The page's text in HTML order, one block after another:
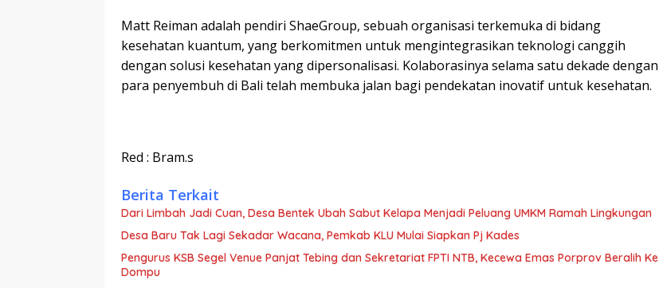
Matt Reiman adalah pendiri ShaeGroup, sebuah organisasi terkemuka di bidang
kesehatan kuantum, yang berkomitmen untuk mengintegrasikan teknologi canggih
dengan solusi kesehatan yang dipersonalisasi. Kolaborasinya selama satu dekade dengan
para penyembuh di Bali telah membuka jalan bagi pendekatan inovatif untuk kesehatan.
Red : Bram.s
Berita Terkait
Dari Limbah Jadi Cuan, Desa Bentek Ubah Sabut Kelapa Menjadi Peluang UMKM Ramah Lingkungan
Desa Baru Tak Lagi Sekadar Wacana, Pemkab KLU Mulai Siapkan Pj Kades
Pengurus KSB Segel Venue Panjat Tebing dan Sekretariat FPTI NTB, Kecewa Emas Porprov Beralih Ke
Dompu